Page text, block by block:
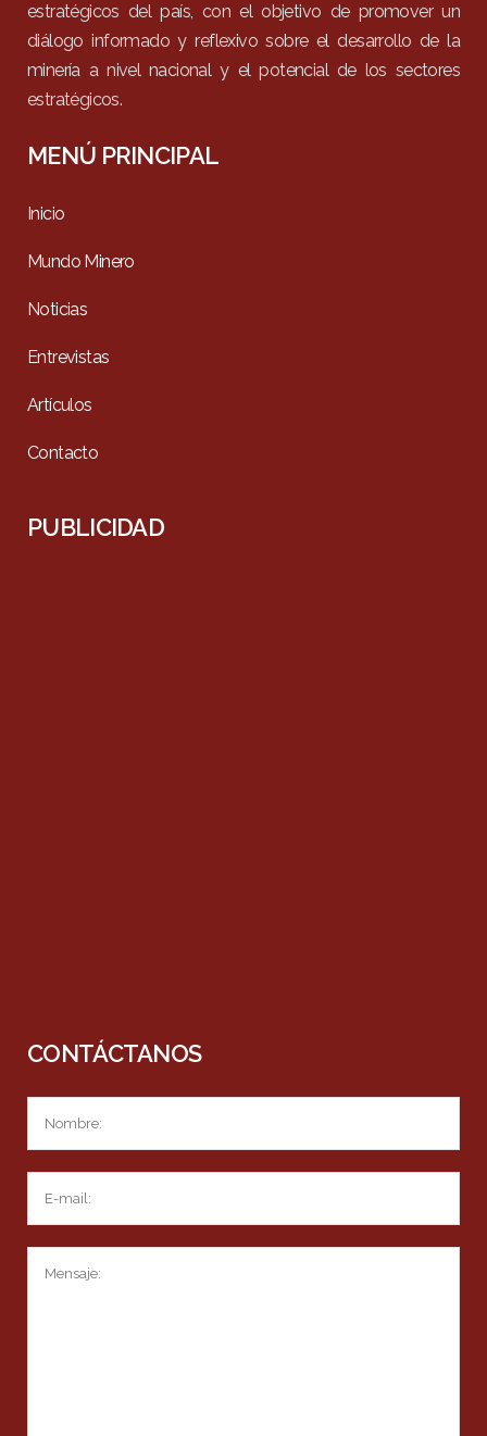
estratégicos del país, con el objetivo de promover un
diálogo informado y reflexivo sobre el desarrollo de la
minería a nivel nacional y el potencial de los sectores
estratégicos.
MENÚ PRINCIPAL
Inicio
Mundo Minero
Noticias
Entrevistas
Artículos
Contacto
PUBLICIDAD
CONTÁCTANOS